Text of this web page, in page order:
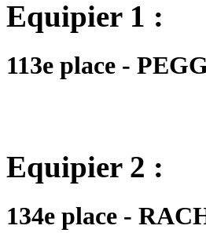
Equipier 1 :
113e place -
Equipier 2 :
134e place -